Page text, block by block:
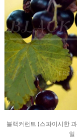
블랙커런트 (스파이시한
일